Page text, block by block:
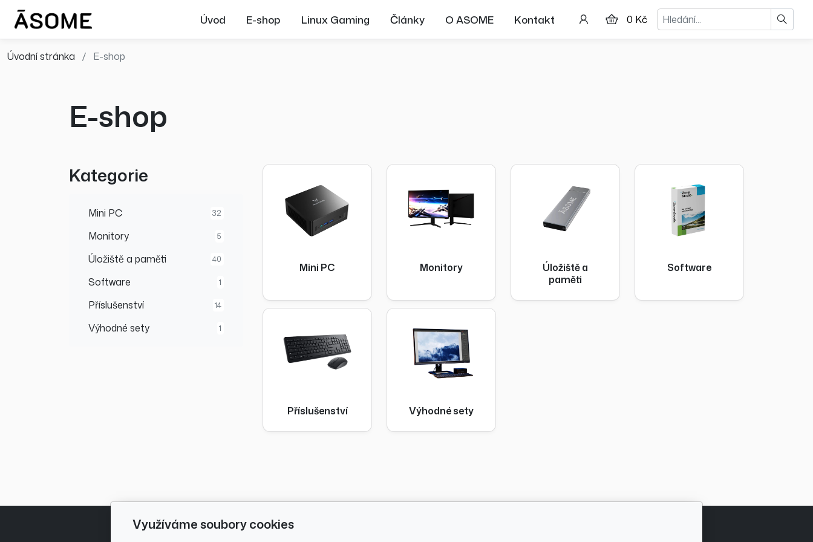
Úvod E-shop Linux Gaming Články O ASOME Kontakt 0 Kč Hledat
Úvodní stránka E-shop
E-shop
Kategorie
Mini PC 32
Monitory 5
Úložiště a paměti 40
Software 1
Příslušenství 14
Výhodné sety 1
Mini PC Monitory
Úložiště a
paměti
Software
Příslušenství Výhodné sety
Využíváme soubory cookies